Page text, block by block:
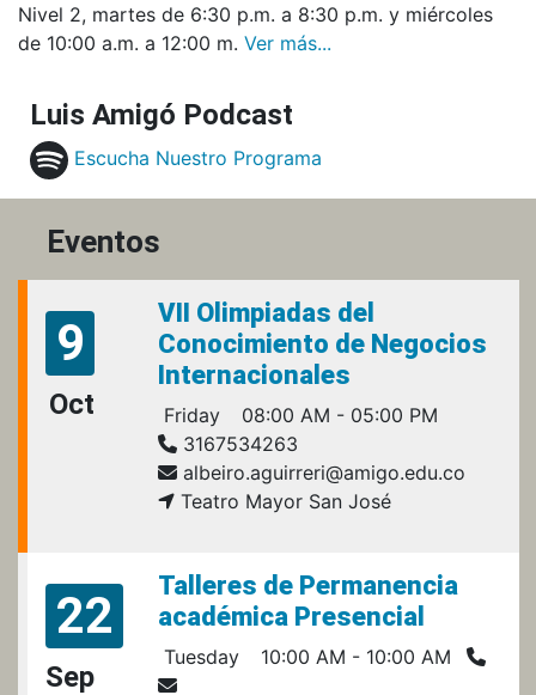
Nivel 2, martes de 6:30 p.m. a 8:30 p.m. y miércoles
de 10:00 a.m. a 12:00 m. Ver más...
Luis Amigó Podcast
Escucha Nuestro Programa
Eventos
9
Oct
VII Olimpiadas del
Conocimiento de Negocios
Internacionales
Friday
08:00 AM - 05:00 PM
3167534263
albeiro.aguirreri@amigo.edu.co
Teatro Mayor San José
22
Sep
Talleres de Permanencia
académica Presencial
Tuesday 10:00 AM - 10:00 AM